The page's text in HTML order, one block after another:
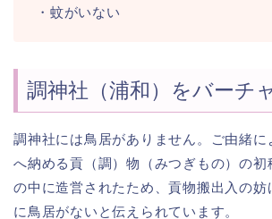
・蚊がいない
調神社（浦和）をバーチ
調神社には鳥居がありません。ご由緒に
へ納める貢（調）物（みつぎもの）の初
の中に造営されたため、貢物搬出入の妨
に鳥居がないと伝えられています。